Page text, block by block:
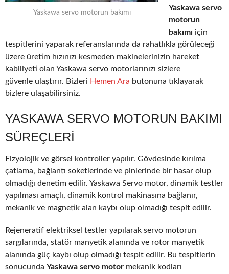
Yaskawa servo motorun bakımı
Yaskawa servo
motorun
bakımı için
tespitlerini yaparak referanslarında da rahatlıkla görüleceği
üzere üretim hızınızı kesmeden makinelerinizin hareket
kabiliyeti olan Yaskawa servo motorlarınızı sizlere
güvenle ulaştırır. Bizleri Hemen Ara butonuna tıklayarak
bizlere ulaşabilirsiniz.
YASKAWA SERVO MOTORUN BAKIMI
SÜREÇLERI
Fizyolojik ve görsel kontroller yapılır. Gövdesinde kırılma
çatlama, bağlantı soketlerinde ve pinlerinde bir hasar olup
olmadığı denetim edilir. Yaskawa Servo motor, dinamik testler
yapılması amaçlı, dinamik kontrol makinasına bağlanır,
mekanik ve magnetik alan kaybı olup olmadığı tespit edilir.
Rejeneratif elektriksel testler yapılarak servo motorun
sargılarında, statör manyetik alanında ve rotor manyetik
alanında güç kaybı olup olmadığı tespit edilir. Bu tespitlerin
sonucunda Yaskawa servo motor mekanik kodları